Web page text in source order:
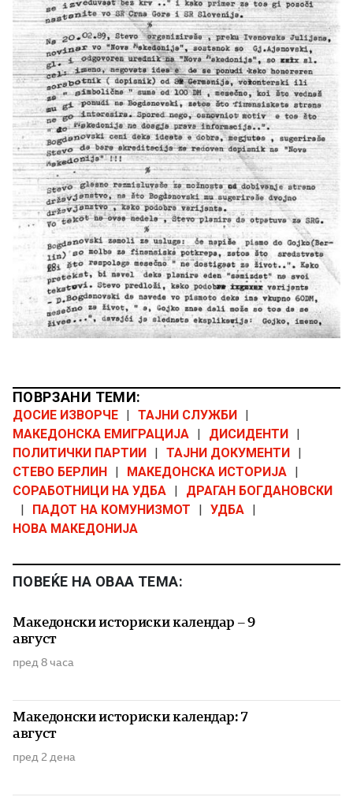
ПОВРЗАНИ ТЕМИ:
ДОСИЕ ИЗВОРЧЕ | ТАЈНИ СЛУЖБИ |
МАКЕДОНСКА ЕМИГРАЦИЈА | ДИСИДЕНТИ |
ПОЛИТИЧКИ ПАРТИИ | ТАЈНИ ДОКУМЕНТИ |
СТЕВО БЕРЛИН | МАКЕДОНСКА ИСТОРИЈА |
СОРАБОТНИЦИ НА УДБА |
ДРАГАН БОГДАНОВСКИ
|
ПАДОТ НА КОМУНИЗМОТ | УДБА |
НОВА МАКЕДОНИЈА
ПОВЕЌЕ НА ОВАА ТЕМА:
Македонски историски календар – 9
август
пред 8 часа
Македонски историски календар: 7
август
пред 2 дена